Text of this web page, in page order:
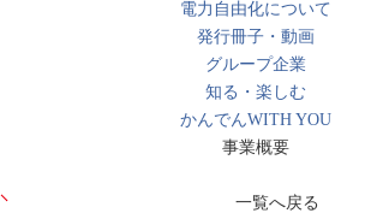
電力自由化について
発行冊子・動画
グループ企業
知る・楽しむ
かんでんWITH YOU
事業概要
一覧へ戻る